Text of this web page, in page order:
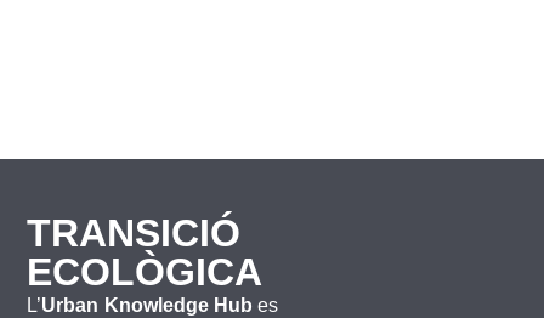
TRANSICIÓ
ECOLÒGICA
L’Urban Knowledge Hub es